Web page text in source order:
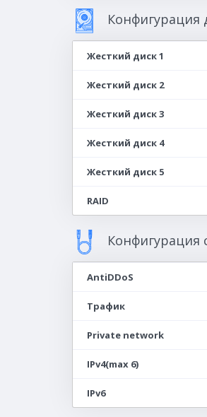
Конфигурация
Жесткий диск 1
Жесткий диск 2
Жесткий диск 3
Жесткий диск 4
Жесткий диск 5
RAID
Конфигурация
AntiDDoS
Трафик
Private network
IPv4(max 6)
IPv6